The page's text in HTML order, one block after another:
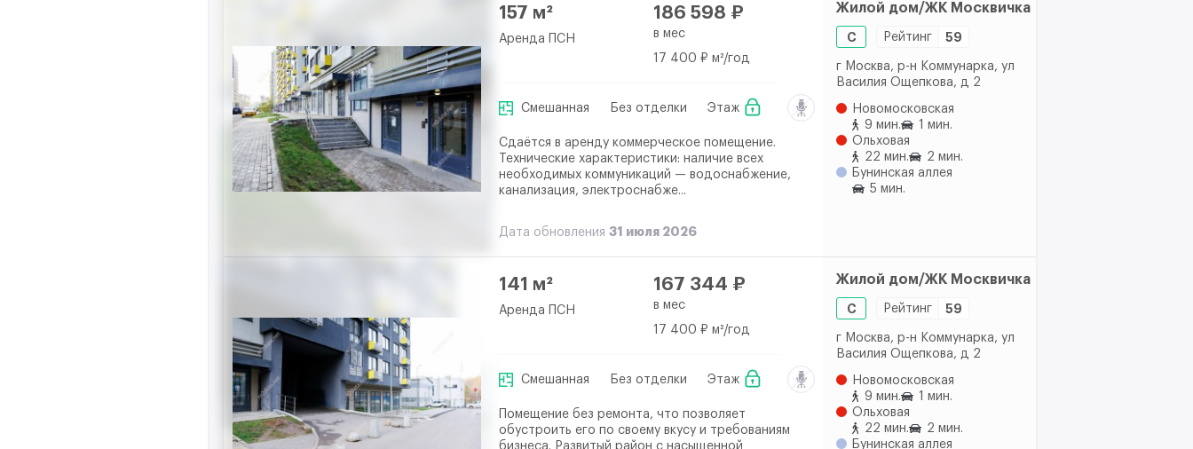
157 м²
Аренда ПСН
186 598 ₽
в мес
17 400 ₽ м²/год
Смешанная Без отделки Этаж
Сдаётся в аренду коммерческое помещение.
Технические характеристики: наличие всех
необходимых коммуникаций — водоснабжение,
канализация, электроснабже...
Дата обновления 31 июля 2026
Жилой дом/ЖК Москвичка
C Рейтинг 59
г Москва, р-н Коммунарка, ул
Василия Ощепкова, д 2
Новомосковская
9 мин.
1 мин.
Ольховая
22 мин.
2 мин.
Бунинская аллея
5 мин.
141 м²
Аренда ПСН
167 344 ₽
в мес
17 400 ₽ м²/год
Смешанная Без отделки Этаж
Помещение без ремонта, что позволяет
обустроить его по своему вкусу и требованиям
бизнеса. Развитый район с насыщенной
Жилой дом/ЖК Москвичка
C Рейтинг 59
г Москва, р-н Коммунарка, ул
Василия Ощепкова, д 2
Новомосковская
9 мин.
1 мин.
Ольховая
22 мин.
2 мин.
Бунинская аллея